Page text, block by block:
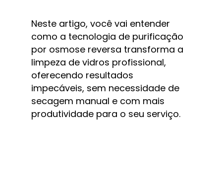
Neste artigo, você vai entender
como a tecnologia de purificação
por osmose reversa transforma a
limpeza de vidros profissional,
oferecendo resultados
impecáveis, sem necessidade de
secagem manual e com mais
produtividade para o seu serviço.